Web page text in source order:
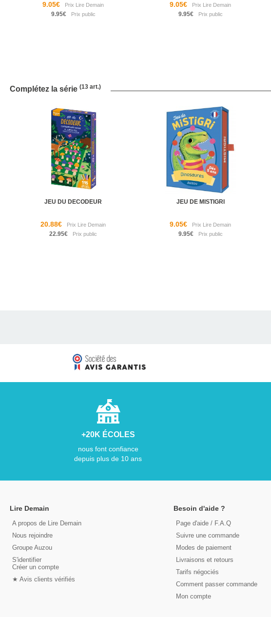
9.05€
9.95€
9.05€
9.95€
Complétez la série (13 art.)
JEU DU DECODEUR
20.88€
22.95€
JEU DE MISTIGRI
9.05€
9.95€
+20K ÉCOLES
nous font confiance
depuis plus de 10 ans
Lire Demain
A propos de Lire Demain
Nous rejoindre
Groupe Auzou
S'identifier
Créer un compte
★ Avis clients vérifiés
Besoin d'aide ?
Page d'aide / F.A.Q
Suivre une commande
Modes de paiement
Livraisons et retours
Tarifs négociés
Comment passer commande
Mon compte